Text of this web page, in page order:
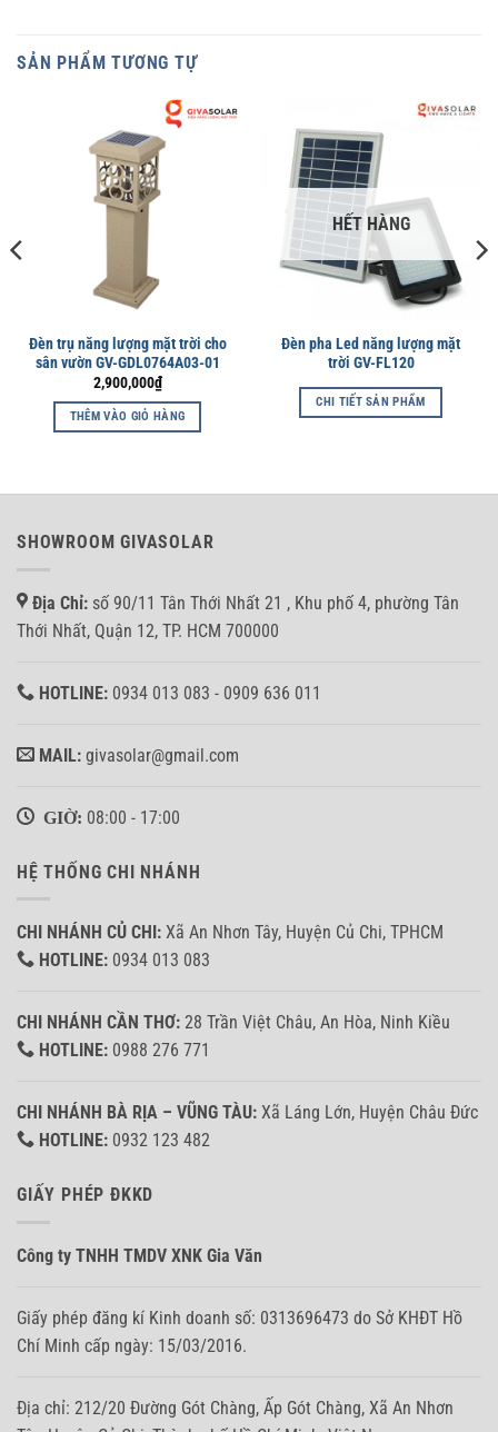
SẢN PHẨM TƯƠNG TỰ
Đèn trụ năng lượng mặt trời cho
sân vườn GV-GDL0764A03-01
2,900,000₫
THÊM VÀO GIỎ HÀNG
HẾT HÀNG
Đèn pha Led năng lượng mặt
trời GV-FL120
CHI TIẾT SẢN PHẨM
SHOWROOM GIVASOLAR
Địa Chỉ: số 90/11 Tân Thới Nhất 21 , Khu phố 4, phường Tân
Thới Nhất, Quận 12, TP. HCM 700000
HOTLINE: 0934 013 083 - 0909 636 011
MAIL: givasolar@gmail.com
GIỜ: 08:00 - 17:00
HỆ THỐNG CHI NHÁNH
CHI NHÁNH CỦ CHI: Xã An Nhơn Tây, Huyện Củ Chi, TPHCM
HOTLINE: 0934 013 083
CHI NHÁNH CẦN THƠ: 28 Trần Việt Châu, An Hòa, Ninh Kiều
HOTLINE: 0988 276 771
CHI NHÁNH BÀ RỊA – VŨNG TÀU: Xã Láng Lớn, Huyện Châu Đức
HOTLINE: 0932 123 482
GIẤY PHÉP ĐKKD
Công ty TNHH TMDV XNK Gia Văn
Giấy phép đăng kí Kinh doanh số: 0313696473 do Sở KHĐT Hồ
Chí Minh cấp ngày: 15/03/2016.
Địa chỉ: 212/20 Đường Gót Chàng, Ấp Gót Chàng, Xã An Nhơn